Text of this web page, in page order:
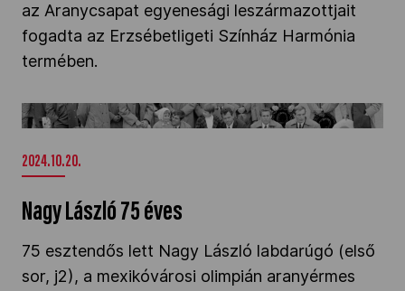
az Aranycsapat egyenesági leszármazottjait
fogadta az Erzsébetligeti Színház Harmónia
termében.
Nagy László 75 éves" />
2024.10.20.
Nagy László 75 éves
75 esztendős lett Nagy László labdarúgó (első
sor, j2), a mexikóvárosi olimpián aranyérmes